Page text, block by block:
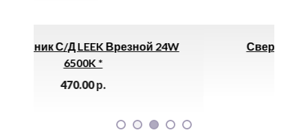
24W
Сверло По Металлу 12.0мм *